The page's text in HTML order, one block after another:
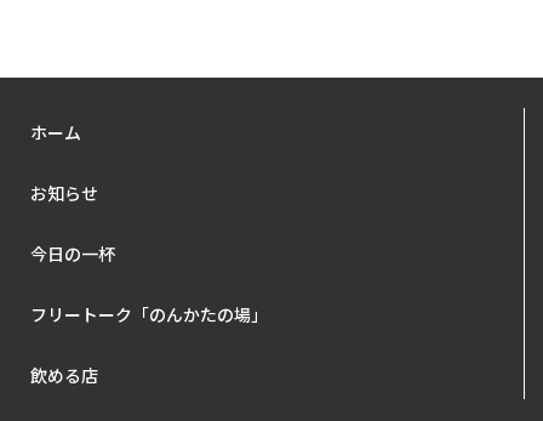
ホーム
お知らせ
今日の一杯
フリートーク「のんかたの場」
飲める店